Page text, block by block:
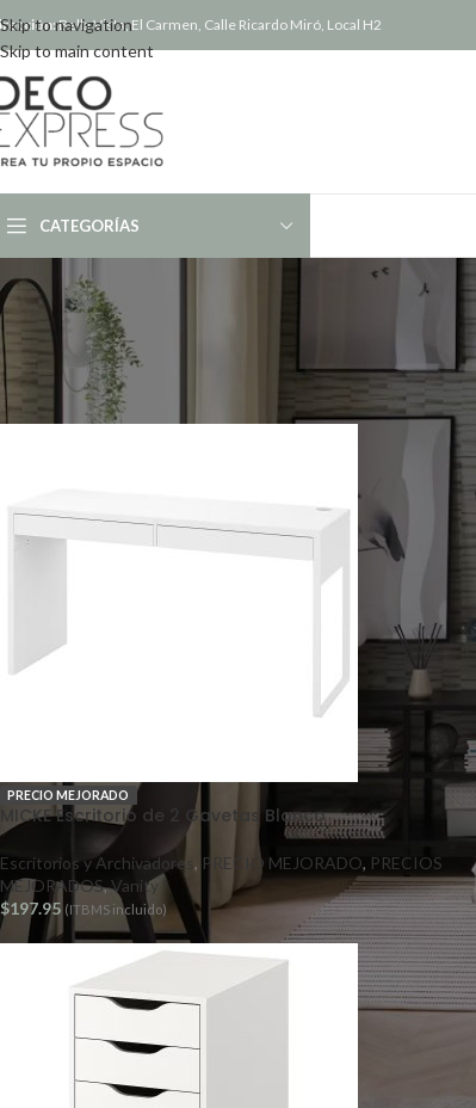
Skip to navigation
Skip to main content
Bella Vista, El Carmen, Calle Ricardo Miró, Local H2
CATEGORÍAS
Inicio Productos etiquetados “spa”
PRECIO MEJORADO
MICKE Escritorio de 2 Gavetas Blanco
Escritorios y Archivadores , PRECIO MEJORADO, PRECIOS
MEJORADOS,Vanity
$197.95 (ITBMS incluido)